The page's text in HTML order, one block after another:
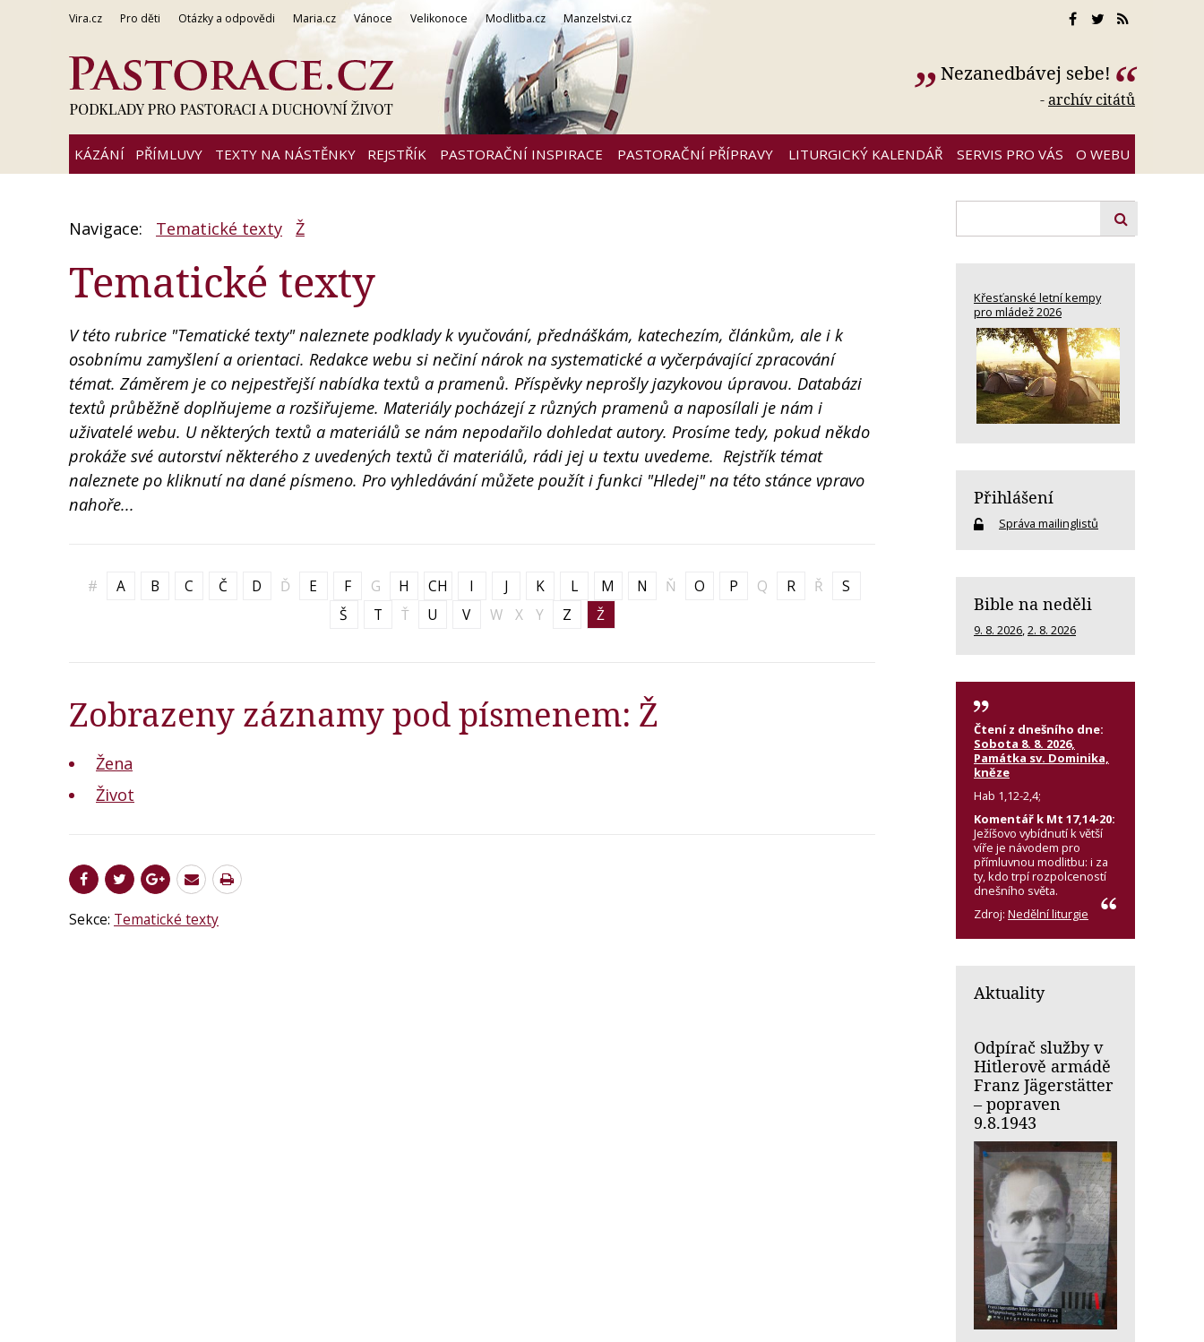
Vira.cz Pro děti Otázky a odpovědi Maria.cz Vánoce Velikonoce Modlitba.cz Manzelstvi.cz
Nezanedbávej sebe!
-archív citátů
KÁZÁNÍ PŘÍMLUVY TEXTY NA NÁSTĚNKY REJSTŘÍK PASTORAČNÍ INSPIRACE PASTORAČNÍ PŘÍPRAVY LITURGICKÝ KALENDÁŘ SERVIS PRO VÁS O WEBU
Navigace: Tematické texty Ž
Tematické texty
V této rubrice "Tematické texty" naleznete podklady k vyučování, přednáškám, katechezím, článkům, ale i k
osobnímu zamyšlení a orientaci. Redakce webu si nečiní nárok na systematické a vyčerpávající zpracování
témat. Záměrem je co nejpestřejší nabídka textů a pramenů. Příspěvky neprošly jazykovou úpravou. Databázi
textů průběžně doplňujeme a rozšiřujeme. Materiály pocházejí z různých pramenů a naposílali je nám i
uživatelé webu. U některých textů a materiálů se nám nepodařilo dohledat autory. Prosíme tedy, pokud někdo
prokáže své autorství některého z uvedených textů či materiálů, rádi jej u textu uvedeme. ​ Rejstřík témat
naleznete po kliknutí na dané písmeno. Pro vyhledávání můžete použít i funkci "Hledej" na této stánce vpravo
nahoře...
# A B C Č D Ď E F G H CH I J K L M N Ň O P Q R Ř
S
Š
T Ť U V W X Y Z Ž
Zobrazeny záznamy pod písmenem: Ž
Žena
Život
Sekce: Tematické texty
Křesťanské letní kempy
pro mládež 2026
Přihlášení
Správa mailinglistů
Bible na neděli
9. 8. 2026 2. 8. 2026
Čtení z dnešního dne:
Sobota 8. 8. 2026,
Památka sv. Dominika,
kněze
Hab 1,12-2,4;
Komentář k Mt 17,14-20:
Ježíšovo vybídnutí k větší
víře je návodem pro
přímluvnou modlitbu: i za
ty, kdo trpí rozpolceností
dnešního světa.
Zdroj: Nedělní liturgie
Aktuality
Odpírač služby v
Hitlerově armádě
Franz Jägerstätter
– popraven
9.8.1943